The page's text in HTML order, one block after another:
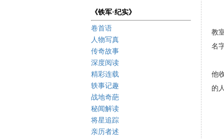
《铁军·纪实》
卷首语
人物写真
传奇故事
深度阅读
精彩连载
轶事记趣
战地奇葩
秘闻解读
将星追踪
亲历者述
教
名
他
的